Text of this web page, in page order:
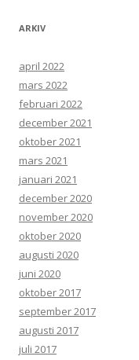
ARKIV
april 2022
mars 2022
februari 2022
december 2021
oktober 2021
mars 2021
januari 2021
december 2020
november 2020
oktober 2020
augusti 2020
juni 2020
oktober 2017
september 2017
augusti 2017
juli 2017